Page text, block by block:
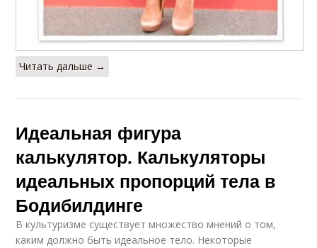
Читать дальше →
Идеальная фигура
калькулятор. Калькуляторы
идеальных пропорций тела в
Бодибилдинге
В культуризме существует множество мнений о том,
каким должно быть идеальное тело. Некоторые